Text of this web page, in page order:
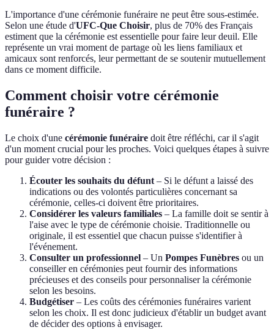
L'importance d'une cérémonie funéraire ne peut être sous-estimée.
Selon une étude d'UFC-Que Choisir, plus de 70% des Français
estiment que la cérémonie est essentielle pour faire leur deuil. Elle
représente un vrai moment de partage où les liens familiaux et
amicaux sont renforcés, leur permettant de se soutenir mutuellement
dans ce moment difficile.
Comment choisir votre cérémonie
funéraire ?
Le choix d'une cérémonie funéraire doit être réfléchi, car il s'agit
d'un moment crucial pour les proches. Voici quelques étapes à suivre
pour guider votre décision :
Écouter les souhaits du défunt – Si le défunt a laissé des
indications ou des volontés particulières concernant sa
cérémonie, celles-ci doivent être prioritaires.
Considérer les valeurs familiales – La famille doit se sentir à
l'aise avec le type de cérémonie choisie. Traditionnelle ou
originale, il est essentiel que chacun puisse s'identifier à
l'événement.
Consulter un professionnel – Un Pompes Funèbres ou un
conseiller en cérémonies peut fournir des informations
précieuses et des conseils pour personnaliser la cérémonie
selon les besoins.
Budgétiser – Les coûts des cérémonies funéraires varient
selon les choix. Il est donc judicieux d'établir un budget avant
de décider des options à envisager.